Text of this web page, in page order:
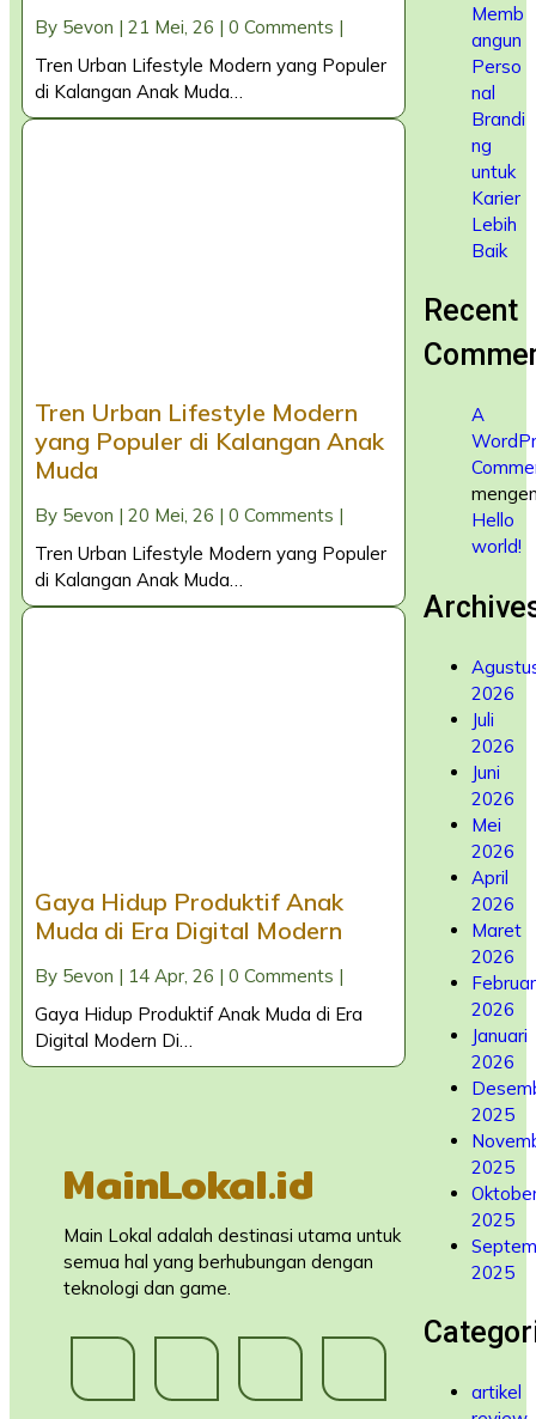
By 5evon | 21 Mei, 26 | 0 Comments |
Tren Urban Lifestyle Modern yang Populer
di Kalangan Anak Muda…
Tren Urban Lifestyle Modern
yang Populer di Kalangan Anak
Muda
By 5evon | 20 Mei, 26 | 0 Comments |
Tren Urban Lifestyle Modern yang Populer
di Kalangan Anak Muda…
Gaya Hidup Produktif Anak
Muda di Era Digital Modern
By 5evon | 14 Apr, 26 | 0 Comments |
Gaya Hidup Produktif Anak Muda di Era
Digital Modern Di…
Memb
angun
Perso
nal
Brandi
ng
untuk
Karier
Lebih
Baik
Recent
A
Hello
world!
2026
Juli
2026
Juni
2026
Mei
2026
April
2026
Maret
2026
2026
Januari
2026
2025
2025
2025
2025
artikel
MainLokal.id
Main Lokal adalah destinasi utama untuk
semua hal yang berhubungan dengan
teknologi dan game.